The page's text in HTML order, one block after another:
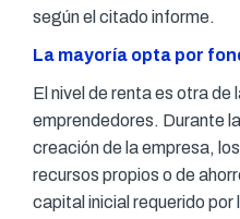
según el citado informe.
La mayoría opta por
El nivel de renta es otra
emprendedores. Durante
creación de la empresa,
recursos propios o de
capital inicial requerido por